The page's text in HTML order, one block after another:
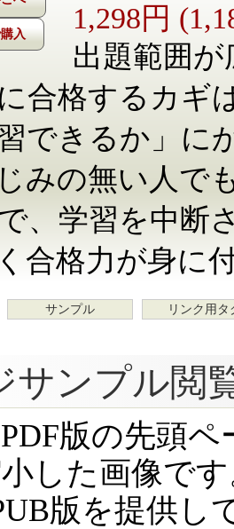
入
1,298円
出題範囲
合格するカギ
できるか」に
みの無い人で
、学習を中断
合格力が身に
サンプル リンク用タ
サンプル閲
版の先頭
した画像で
版を提供し